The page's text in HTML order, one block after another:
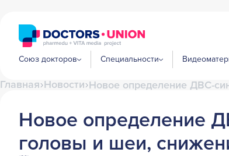
Союз докторов Специальности
Главная Новости Новое определение ДВС-
Новое определение
головы и шеи,